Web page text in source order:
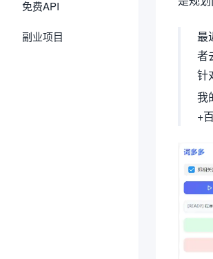
免费API
副业项目
最
者
针
我
+